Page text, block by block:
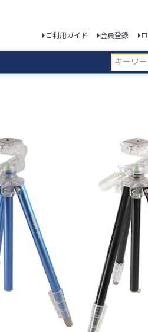
ご利用ガイド 会員登録